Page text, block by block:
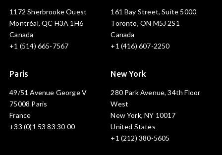
1172 Sherbrooke Ouest
Montréal, QC H3A 1H6
Canada
+1 (514) 665-7567
161 Bay Street, Suite 5000
Toronto, ON M5J 2S1
Canada
+1 (416) 607-2250
Paris
49/51 Avenue George V
75008 Paris
France
+33 (0)1 53 83 30 00
New York
280 Park Avenue, 34th Floor
West
New York, NY 10017
United States
+1 (212) 380-5605